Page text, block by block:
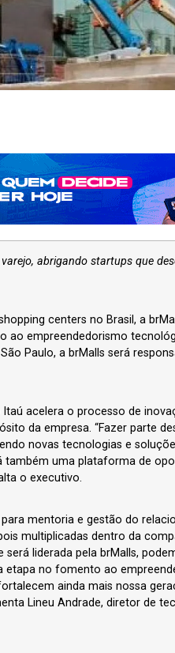
abrigando startups que
centers no Brasil, a
empreendedorismo
Paulo, a brMalls será
Itaú acelera o processo de
da empresa. “Fazer parte
novas tecnologias e
também uma plataforma de
o executivo.
mentoria e gestão do
multiplicadas dentro da
liderada pela brMalls,
etapa no fomento ao
ainda mais nossa
Lineu Andrade, diretor de